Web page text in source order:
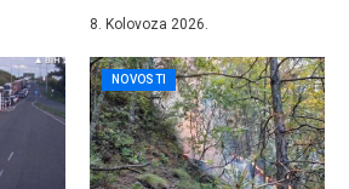
8. Kolovoza 2026.
NOVOSTI